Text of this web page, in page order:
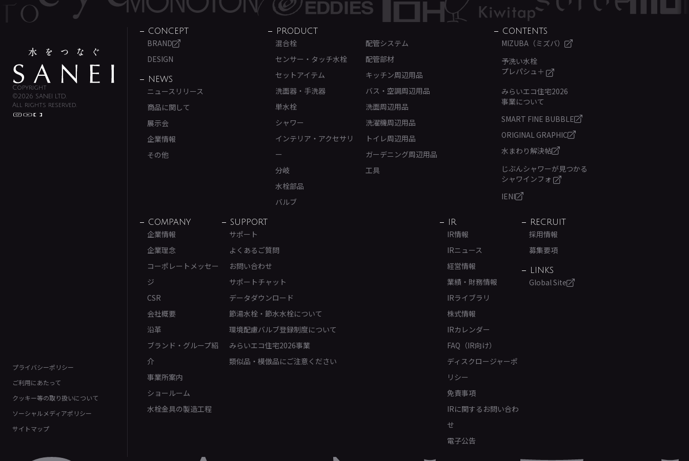
Copyright
©2026 SANEI LTD.
All rights reserved.
プライバシーポリシー
ご利用にあたって
クッキー等の取り扱いについて
ソーシャルメディアポリシー
サイトマップ
CONCEPT
BRAND
DESIGN
NEWS
ニュースリリース
商品に関して
展示会
企業情報
その他
PRODUCT
混合栓
センサー・タッチ水栓
セットアイテム
洗面器・手洗器
単水栓
シャワー
インテリア・アクセサリ
ー
分岐
水栓部品
バルブ
配管システム
配管部材
キッチン周辺用品
バス・空調周辺用品
洗面周辺用品
洗濯機周辺用品
トイレ周辺用品
ガーデニング周辺用品
工具
CONTENTS
MIZUBA（ミズバ）
予洗い水栓
プレパシュ＋
みらいエコ住宅2026
事業について
SMART FINE BUBBLE
ORIGINAL GRAPHIC
水まわり解決帖
じぶんシャワーが見つかる
シャワインフォ
IENI
COMPANY
企業情報
企業理念
コーポレートメッセー
ジ
CSR
会社概要
沿革
ブランド・グループ紹
介
事業所案内
ショールーム
水栓金具の製造工程
SUPPORT
サポート
よくあるご質問
お問い合わせ
サポートチャット
データダウンロード
節湯水栓・節水水栓について
環境配慮バルブ登録制度について
みらいエコ住宅2026事業
類似品・模倣品にご注意ください
IR
IR情報
IRニュース
経営情報
業績・財務情報
IRライブラリ
株式情報
IRカレンダー
FAQ（IR向け）
ディスクロージャーポ
リシー
免責事項
IRに関するお問い合わ
せ
電子公告
RECRUIT
採用情報
募集要項
LINKS
Global Site